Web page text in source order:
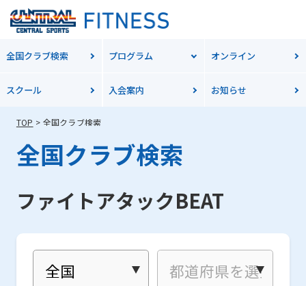
全国クラブ検索 プログラム オンライン
スクール 入会案内 お知らせ
TOP 全国クラブ検索
全国クラブ検索
ファイトアタックBEAT